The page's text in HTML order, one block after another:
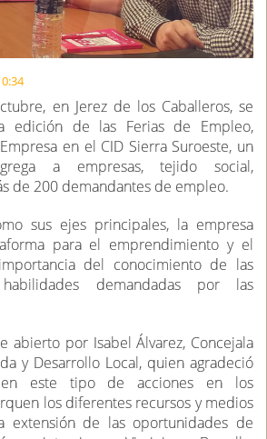
en Jerez de los Caballeros, se
edición de las Ferias de Empleo,
en el CID Sierra Suroeste, un
a empresas, tejido social,
de 200 demandantes de empleo.
sus ejes principales, la empresa
para el emprendimiento y el
del conocimiento de las
demandadas por las
abierto por Isabel Álvarez, Concejala
y Desarrollo Local, quien agradeció
este tipo de acciones en los
los diferentes recursos y medios
extensión de las oportunidades de